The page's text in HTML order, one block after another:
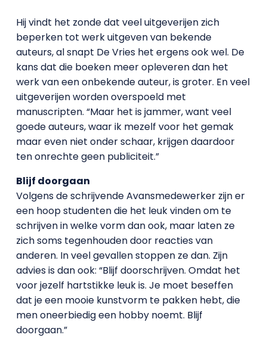
Hij vindt het zonde dat veel uitgeverijen zich
beperken tot werk uitgeven van bekende
auteurs, al snapt De Vries het ergens ook wel. De
kans dat die boeken meer opleveren dan het
werk van een onbekende auteur, is groter. En veel
uitgeverijen worden overspoeld met
manuscripten. “Maar het is jammer, want veel
goede auteurs, waar ik mezelf voor het gemak
maar even niet onder schaar, krijgen daardoor
ten onrechte geen publiciteit.”
Blijf doorgaan
Volgens de schrijvende Avansmedewerker zijn er
een hoop studenten die het leuk vinden om te
schrijven in welke vorm dan ook, maar laten ze
zich soms tegenhouden door reacties van
anderen. In veel gevallen stoppen ze dan. Zijn
advies is dan ook: “Blijf doorschrijven. Omdat het
voor jezelf hartstikke leuk is. Je moet beseffen
dat je een mooie kunstvorm te pakken hebt, die
men oneerbiedig een hobby noemt. Blijf
doorgaan.”